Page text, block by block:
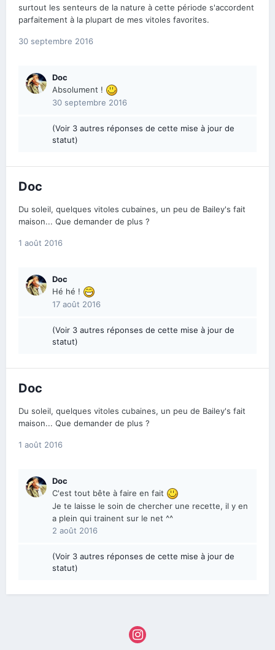
surtout les senteurs de la nature à cette période s'accordent
parfaitement à la plupart de mes vitoles favorites.
30 septembre 2016
Doc
Absolument !
30 septembre 2016
(Voir 3 autres réponses de cette mise à jour de
statut)
Doc
Du soleil, quelques vitoles cubaines, un peu de Bailey's fait
maison... Que demander de plus ?
1 août 2016
Doc
Hé hé !
17 août 2016
(Voir 3 autres réponses de cette mise à jour de
statut)
Doc
Du soleil, quelques vitoles cubaines, un peu de Bailey's fait
maison... Que demander de plus ?
1 août 2016
Doc
C'est tout bête à faire en fait
Je te laisse le soin de chercher une recette, il y en
a plein qui trainent sur le net ^^
2 août 2016
(Voir 3 autres réponses de cette mise à jour de
statut)